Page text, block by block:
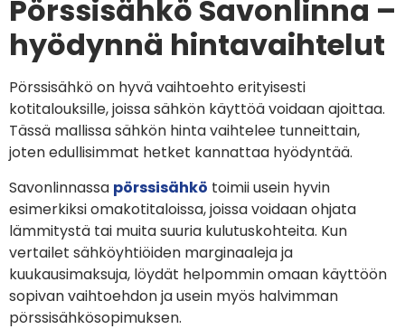
Pörssisähkö Savonlinna –
hyödynnä hintavaihtelut
Pörssisähkö on hyvä vaihtoehto erityisesti
kotitalouksille, joissa sähkön käyttöä voidaan ajoittaa.
Tässä mallissa sähkön hinta vaihtelee tunneittain,
joten edullisimmat hetket kannattaa hyödyntää.
Savonlinnassa pörssisähkö toimii usein hyvin
esimerkiksi omakotitaloissa, joissa voidaan ohjata
lämmitystä tai muita suuria kulutuskohteita. Kun
vertailet sähköyhtiöiden marginaaleja ja
kuukausimaksuja, löydät helpommin omaan käyttöön
sopivan vaihtoehdon ja usein myös halvimman
pörssisähkösopimuksen.